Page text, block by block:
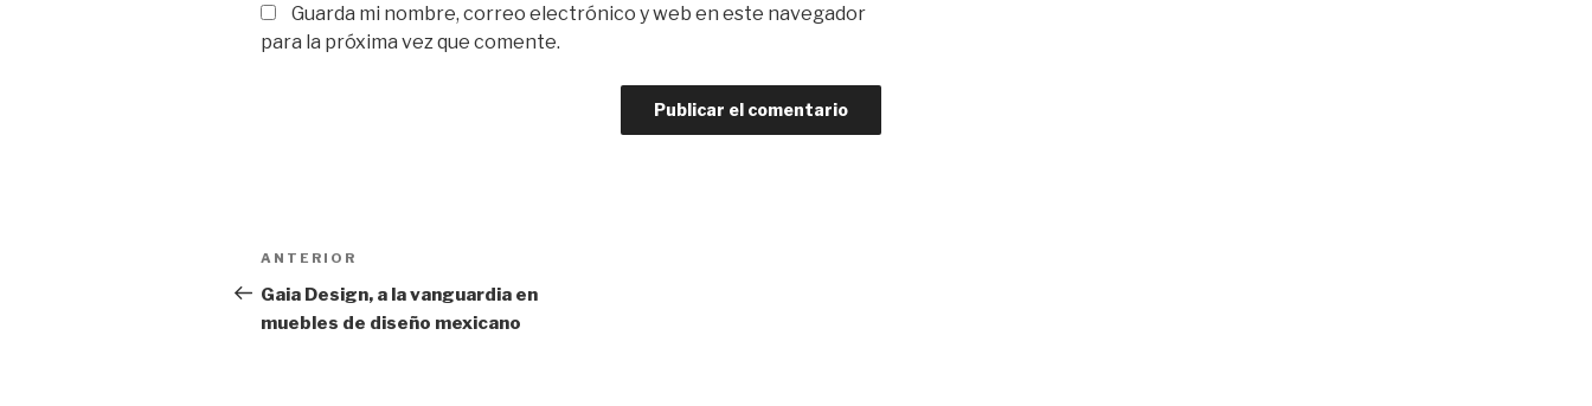
Guarda mi nombre, correo electrónico y web en este navegador
para la próxima vez que comente.
Navegación
de
entradas
Entrada
anterior:
ANTERIOR
Gaia Design, a la vanguardia en
muebles de diseño mexicano